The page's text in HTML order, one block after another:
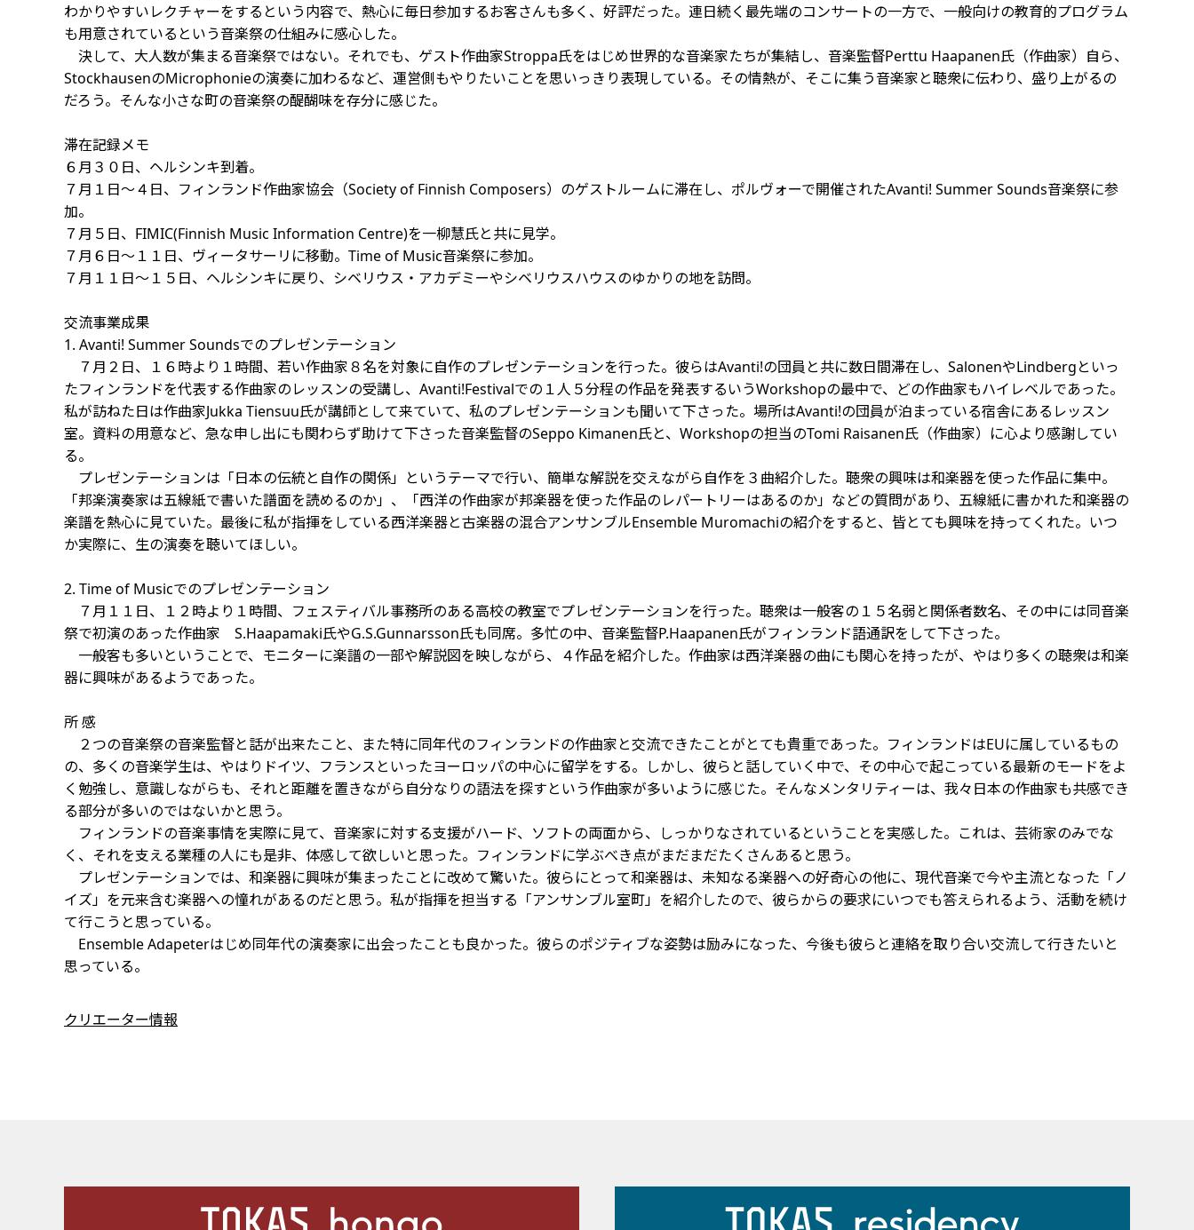
わかりやすいレクチャーをするという内容で、熱心に毎日参加するお客さんも多く、好評だった。連日続く最先端のコンサートの一方で、一般向けの教育的プログラム
も用意されているという音楽祭の仕組みに感心した。
決して、大人数が集まる音楽祭ではない。それでも、ゲスト作曲家Stroppa氏をはじめ世界的な音楽家たちが集結し、音楽監督Perttu Haapanen氏（作曲家）自ら、
StockhausenのMicrophonieの演奏に加わるなど、運営側もやりたいことを思いっきり表現している。その情熱が、そこに集う音楽家と聴衆に伝わり、盛り上がるの
だろう。そんな小さな町の音楽祭の醍醐味を存分に感じた。
滞在記録メモ
６月３０日、ヘルシンキ到着。
７月１日〜４日、フィンランド作曲家協会（Society of Finnish Composers）のゲストルームに滞在し、ポルヴォーで開催されたAvanti! Summer Sounds音楽祭に参
加。
７月５日、FIMIC(Finnish Music Information Centre)を一柳慧氏と共に見学。
７月６日〜１１日、ヴィータサーリに移動。Time of Music音楽祭に参加。
７月１１日〜１５日、ヘルシンキに戻り、シベリウス・アカデミーやシベリウスハウスのゆかりの地を訪問。
交流事業成果
1. Avanti! Summer Soundsでのプレゼンテーション
７月２日、１６時より１時間、若い作曲家８名を対象に自作のプレゼンテーションを行った。彼らはAvanti!の団員と共に数日間滞在し、SalonenやLindbergといっ
たフィンランドを代表する作曲家のレッスンの受講し、Avanti!Festivalでの１人５分程の作品を発表するいうWorkshopの最中で、どの作曲家もハイレベルであった。
私が訪ねた日は作曲家Jukka Tiensuu氏が講師として来ていて、私のプレゼンテーションも聞いて下さった。場所はAvanti!の団員が泊まっている宿舎にあるレッスン
室。資料の用意など、急な申し出にも関わらず助けて下さった音楽監督のSeppo Kimanen氏と、Workshopの担当のTomi Raisanen氏（作曲家）に心より感謝してい
る。
プレゼンテーションは「日本の伝統と自作の関係」というテーマで行い、簡単な解説を交えながら自作を３曲紹介した。聴衆の興味は和楽器を使った作品に集中。
「邦楽演奏家は五線紙で書いた譜面を読めるのか」、「西洋の作曲家が邦楽器を使った作品のレパートリーはあるのか」などの質問があり、五線紙に書かれた和楽器の
楽譜を熱心に見ていた。最後に私が指揮をしている西洋楽器と古楽器の混合アンサンブルEnsemble Muromachiの紹介をすると、皆とても興味を持ってくれた。いつ
か実際に、生の演奏を聴いてほしい。
2. Time of Musicでのプレゼンテーション
７月１１日、１２時より１時間、フェスティバル事務所のある高校の教室でプレゼンテーションを行った。聴衆は一般客の１５名弱と関係者数名、その中には同音楽
祭で初演のあった作曲家 S.Haapamaki氏やG.S.Gunnarsson氏も同席。多忙の中、音楽監督P.Haapanen氏がフィンランド語通訳をして下さった。
一般客も多いということで、モニターに楽譜の一部や解説図を映しながら、４作品を紹介した。作曲家は西洋楽器の曲にも関心を持ったが、やはり多くの聴衆は和楽
器に興味があるようであった。
所 感
２つの音楽祭の音楽監督と話が出来たこと、また特に同年代のフィンランドの作曲家と交流できたことがとても貴重であった。フィンランドはEUに属しているもの
の、多くの音楽学生は、やはりドイツ、フランスといったヨーロッパの中心に留学をする。しかし、彼らと話していく中で、その中心で起こっている最新のモードをよ
く勉強し、意識しながらも、それと距離を置きながら自分なりの語法を探すという作曲家が多いように感じた。そんなメンタリティーは、我々日本の作曲家も共感でき
る部分が多いのではないかと思う。
フィンランドの音楽事情を実際に見て、音楽家に対する支援がハード、ソフトの両面から、しっかりなされているということを実感した。これは、芸術家のみでな
く、それを支える業種の人にも是非、体感して欲しいと思った。フィンランドに学ぶべき点がまだまだたくさんあると思う。
プレゼンテーションでは、和楽器に興味が集まったことに改めて驚いた。彼らにとって和楽器は、未知なる楽器への好奇心の他に、現代音楽で今や主流となった「ノ
イズ」を元来含む楽器への憧れがあるのだと思う。私が指揮を担当する「アンサンブル室町」を紹介したので、彼らからの要求にいつでも答えられるよう、活動を続け
て行こうと思っている。
Ensemble Adapeterはじめ同年代の演奏家に出会ったことも良かった。彼らのポジティブな姿勢は励みになった、今後も彼らと連絡を取り合い交流して行きたいと
思っている。
クリエーター情報